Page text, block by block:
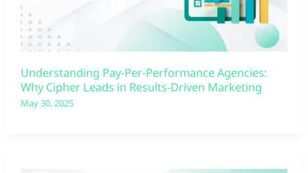
Understanding Pay-Per-Performance Agencies:
Why Cipher Leads in Results-Driven Marketing
May 30, 2025